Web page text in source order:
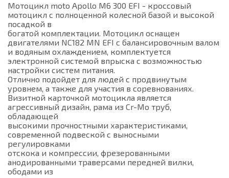
Мотоцикл moto Apollo M6 300 EFI - кроссовый
мотоцикл с полноценной колесной базой и высокой
посадкой в
богатой комплектации. Мотоцикл оснащен
двигателями NC182 MN EFI с балансировочным валом
и водяным охлаждением, комплектуется
электронной системой впрыска с возможностью
настройки систем питания.
Отлично подойдет для людей с продвинутым
уровнем, а также для участия в соревнованиях.
Визитной карточкой мотоцикла является
агрессивный дизайн, рама из Cr-Mo труб,
обладающей
высокими прочностными характеристиками,
современной подвеской с выносными
регулировками
отскока и компрессии, фрезерованными
анодированными траверсами передней вилки,
ободами из